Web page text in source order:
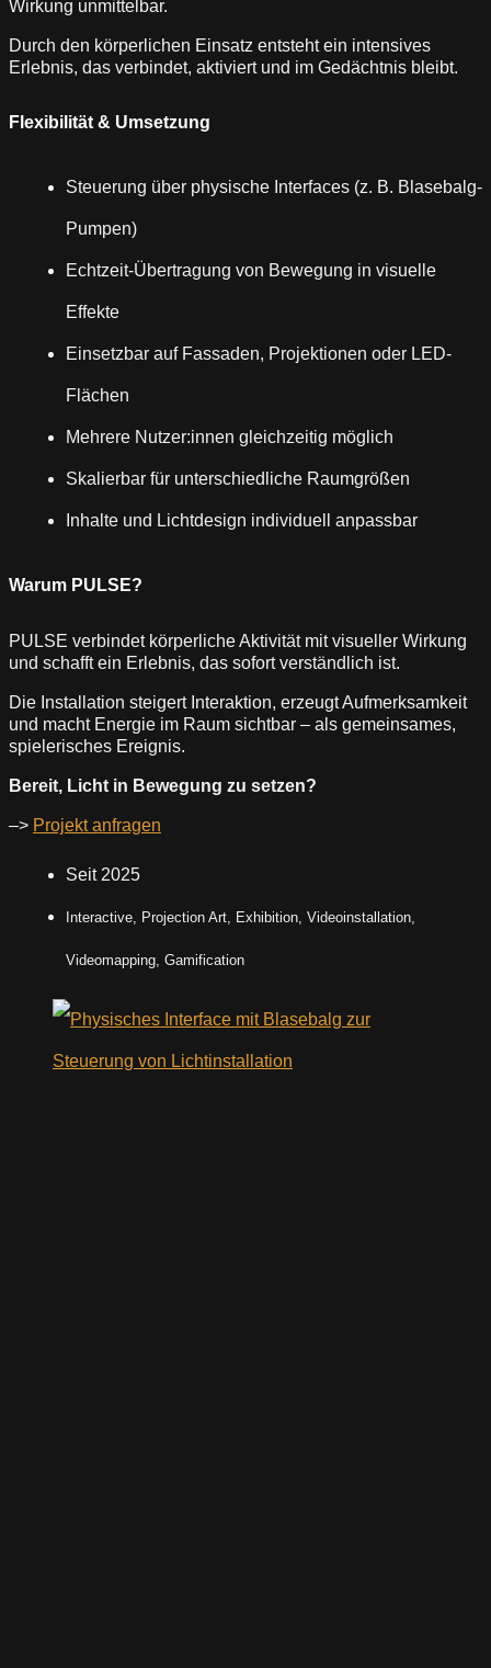
Wirkung unmittelbar.
Durch den körperlichen Einsatz entsteht ein intensives
Erlebnis, das verbindet, aktiviert und im Gedächtnis bleibt.
Flexibilität & Umsetzung
Steuerung über physische Interfaces (z. B. Blasebalg-
Pumpen)
Echtzeit-Übertragung von Bewegung in visuelle
Effekte
Einsetzbar auf Fassaden, Projektionen oder LED-
Flächen
Mehrere Nutzer:innen gleichzeitig möglich
Skalierbar für unterschiedliche Raumgrößen
Inhalte und Lichtdesign individuell anpassbar
Warum PULSE?
PULSE verbindet körperliche Aktivität mit visueller Wirkung
und schafft ein Erlebnis, das sofort verständlich ist.
Die Installation steigert Interaktion, erzeugt Aufmerksamkeit
und macht Energie im Raum sichtbar – als gemeinsames,
spielerisches Ereignis.
Bereit, Licht in Bewegung zu setzen?
–> Projekt anfragen
Seit 2025
Interactive, Projection Art, Exhibition, Videoinstallation,
Videomapping, Gamification